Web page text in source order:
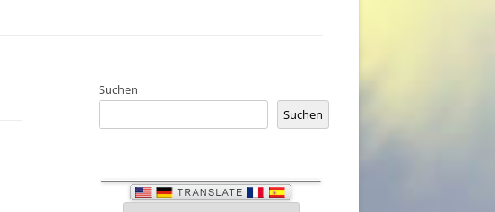
Suchen
Suchen